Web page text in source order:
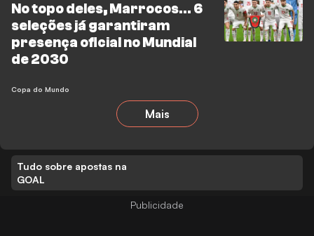
No topo deles, Marrocos... 6
seleções já garantiram
presença oficial no Mundial
de 2030
Copa do Mundo
Mais
Tudo sobre apostas na
GOAL